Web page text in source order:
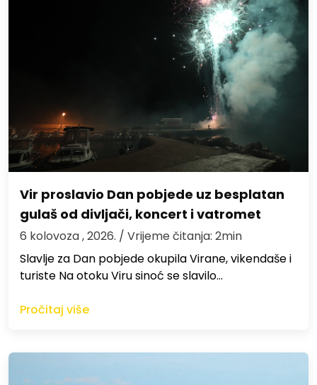
Vir proslavio Dan pobjede uz besplatan
gulaš od divljači, koncert i vatromet
6 kolovoza , 2026. / Vrijeme čitanja: 2min
Slavlje za Dan pobjede okupila Virane, vikendaše i
turiste Na otoku Viru sinoć se slavilo…
Pročitaj više